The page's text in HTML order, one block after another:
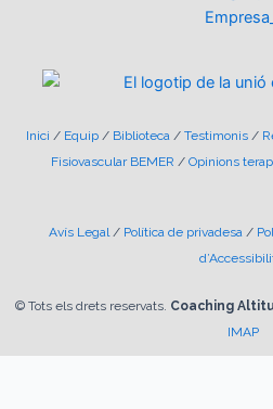
Inici / Equip/ Biblioteca/ Testimonis/
Fisiovascular BEMER / Opinions
Avís Legal/ Política de privadesa/
© Tots els drets reservats. Coaching
IMAP